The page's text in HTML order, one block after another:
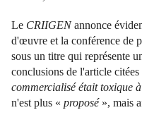
Le CRIIGENannonce
d'œuvre et la conférence de
sous un titre qui représente
conclusions de l'article citées
commercialisé était toxique
n'est plus « proposé », mais